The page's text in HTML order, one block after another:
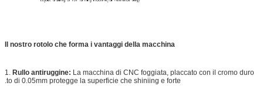
Il nostro rotolo che forma i vantaggi della macchina
1. Rullo antiruggine: La macchina di CNC foggiata, placcato con il cromo duro
.to di 0.05mm protegge la superficie che shiniing e forte